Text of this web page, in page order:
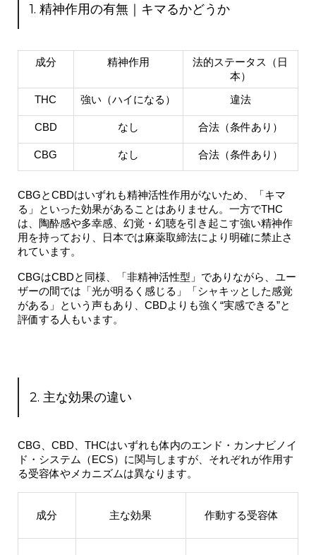
1. 精神作用の有無｜キマるかどうか
成分 精神作用
法的ステータス（日
本）
THC 強い（ハイになる） 違法
CBD なし 合法（条件あり）
CBG なし 合法（条件あり）
CBGとCBDはいずれも精神活性作用がないため、「キマ
る」といった効果があることはありません。一方でTHC
は、陶酔感や多幸感、幻覚・幻聴を引き起こす強い精神作
用を持っており、日本では麻薬取締法により明確に禁止さ
れています。
CBGはCBDと同様、「非精神活性型」でありながら、ユー
ザーの間では「光が明るく感じる」「シャキッとした感覚
がある」という声もあり、CBDよりも強く“実感できる”と
評価する人もいます。
2. 主な効果の違い
CBG、CBD、THCはいずれも体内のエンド・カンナビノイ
ド・システム（ECS）に関与しますが、それぞれが作用す
る受容体やメカニズムは異なります。
成分 主な効果 作動する受容体